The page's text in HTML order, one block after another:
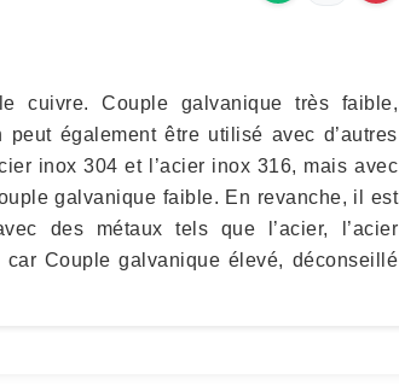
cuivre. Couple galvanique très faible,
également être utilisé avec d’autres
inox 304 et l’acier inox 316, mais avec
galvanique faible. En revanche, il est
des métaux tels que l’acier, l’acier
Couple galvanique élevé, déconseillé